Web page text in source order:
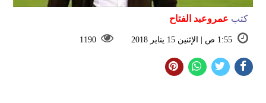
كتب عمروعبد الفتاح
1:55 ص | الإثنين 15 يناير 2018 1190